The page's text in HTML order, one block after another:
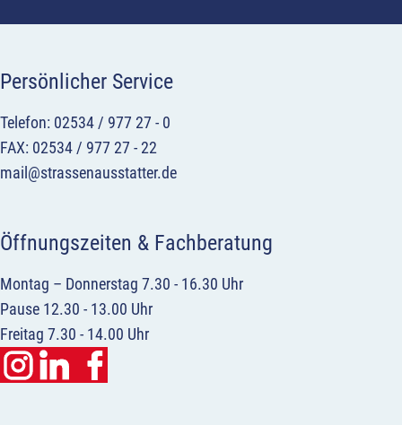
Persönlicher Service
Telefon: 02534 / 977 27 - 0
FAX: 02534 / 977 27 - 22
mail@strassenausstatter.de
Öffnungszeiten & Fachberatung
Montag – Donnerstag 7.30 - 16.30 Uhr
Pause 12.30 - 13.00 Uhr
Freitag 7.30 - 14.00 Uhr